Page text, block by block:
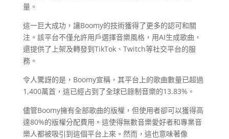
量。
這一巨大成功，讓Boomy的技術獲得了更多的認可和關
注。該平台不僅允許用戶選擇音樂風格，用AI生成歌曲，
還提供了上架及轉發到TikTok、Twitch等社交平台的服
務。
令人驚訝的是，Boomy宣稱，其平台上的歌曲數量已超過
1,400萬首，這已經占到了全球已錄制音樂的13.83%。
儘管Boomy擁有全部歌曲的版權，但使用者卻可以獲得高
達80%的版權分配費用。這使得無數音樂愛好者和專業音
樂人都被吸引到這個平台上來。然而，這也意味著像